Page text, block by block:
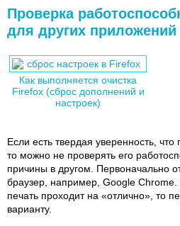
Проверка
для других приложений
Как выполняется очистка
Firefox (сброс дополнений и
настроек)
Если есть твердая уверенность, что
то можно не проверять его
причины в другом. Первоначально
браузер, например, Google
печать проходит на «отлично», то
варианту.